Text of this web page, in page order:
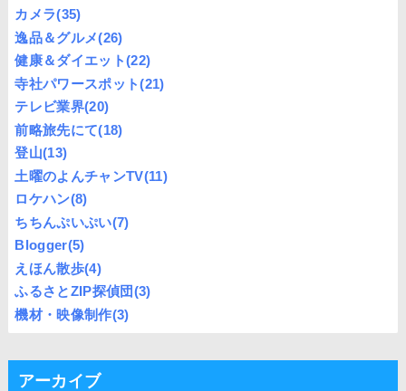
カメラ(35)
逸品＆グルメ(26)
健康＆ダイエット(22)
寺社パワースポット(21)
テレビ業界(20)
前略旅先にて(18)
登山(13)
土曜のよんチャンTV(11)
ロケハン(8)
ちちんぷいぷい(7)
Blogger(5)
えほん散歩(4)
ふるさとZIP探偵団(3)
機材・映像制作(3)
アーカイブ